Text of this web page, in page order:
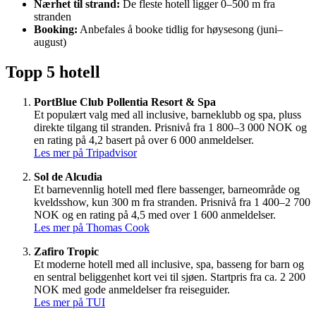
Nærhet til strand: De fleste hotell ligger 0–500 m fra
stranden
Booking: Anbefales å booke tidlig for høysesong (juni–
august)
Topp 5 hotell
PortBlue Club Pollentia Resort & Spa
Et populært valg med all inclusive, barneklubb og spa, pluss
direkte tilgang til stranden. Prisnivå fra 1 800–3 000 NOK og
en rating på 4,2 basert på over 6 000 anmeldelser.
Les mer på Tripadvisor
Sol de Alcudia
Et barnevennlig hotell med flere bassenger, barneområde og
kveldsshow, kun 300 m fra stranden. Prisnivå fra 1 400–2 700
NOK og en rating på 4,5 med over 1 600 anmeldelser.
Les mer på Thomas Cook
Zafiro Tropic
Et moderne hotell med all inclusive, spa, basseng for barn og
en sentral beliggenhet kort vei til sjøen. Startpris fra ca. 2 200
NOK med gode anmeldelser fra reiseguider.
Les mer på TUI